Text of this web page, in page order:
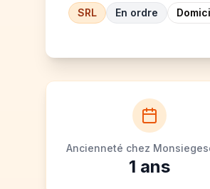
SRL En ordre
Ancienneté chez
1 ans